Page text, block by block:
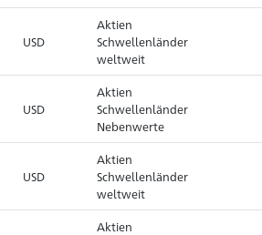
USD
Aktien
Schwellenländer
weltweit
USD
Aktien
Schwellenländer
Nebenwerte
USD
Aktien
Schwellenländer
weltweit
Aktien